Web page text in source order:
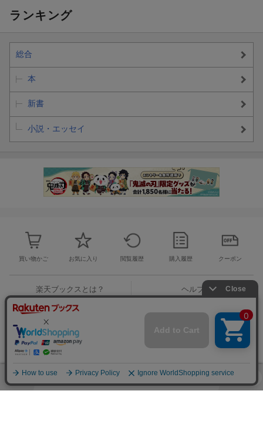
ランキング
総合
本
新書
小説・エッセイ
買い物かご お気に入り 閲覧履歴 購入履歴 クーポン
楽天ブックスとは？ ヘルプ
お問い合わせ窓口 ご意見・ご要望
楽天ブックストップ 楽天Koboトップ 楽天市場トップ